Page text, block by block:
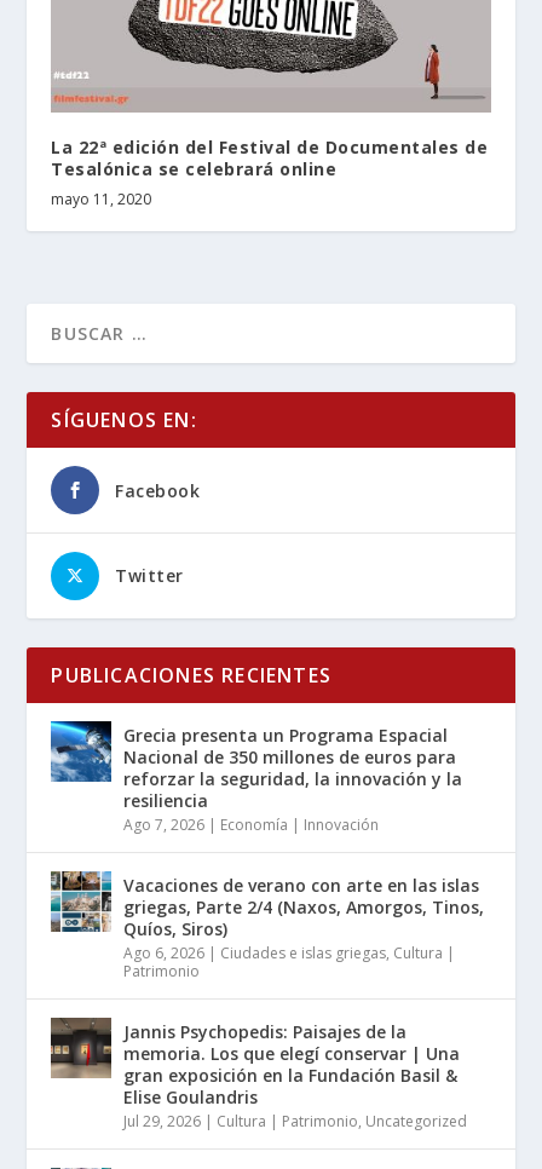
La 22ª edición del Festival de Documentales de
Tesalónica se celebrará online
mayo 11, 2020
SÍGUENOS EN:
Facebook
Twitter
PUBLICACIONES RECIENTES
Grecia presenta un Programa Espacial
Nacional de 350 millones de euros para
reforzar la seguridad, la innovación y la
resiliencia
Ago 7, 2026 | Economía | Innovación
Vacaciones de verano con arte en las islas
griegas, Parte 2/4 (Naxos, Amorgos, Tinos,
Quíos, Siros)
Ago 6, 2026 | Ciudades e islas griegas, Cultura |
Patrimonio
Jannis Psychopedis: Paisajes de la
memoria. Los que elegí conservar | Una
gran exposición en la Fundación Basil &
Elise Goulandris
Jul 29, 2026 | Cultura | Patrimonio, Uncategorized